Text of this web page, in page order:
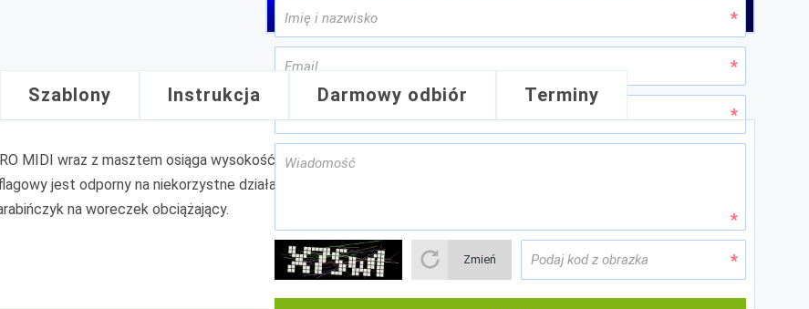
Zmień
Szablony Instrukcja Darmowy odbiór Terminy
MIDI wraz z masztem osiąga wysokość 2,7m. Flaga na lewym boku posiada tunel na maszt, na rewersie flagi
jest odporny na niekorzystne działanie warunków atmosferycznych. Materiał można prać i prasować w
na woreczek obciążający.